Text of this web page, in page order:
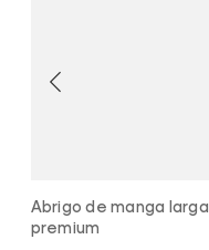
Abrigo de manga larga
premium